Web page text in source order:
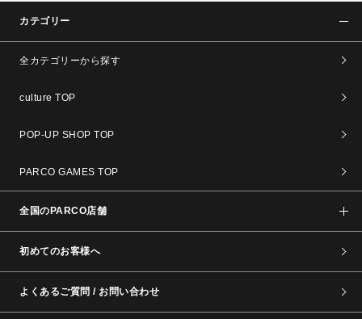
カテゴリー
全カテゴリーから探す
culture TOP
POP-UP SHOP TOP
PARCO GAMES TOP
全国のPARCO店舗
初めてのお客様へ
よくあるご質問 / お問い合わせ